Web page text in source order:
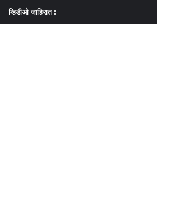
व्हिडीओ जाहिरात :